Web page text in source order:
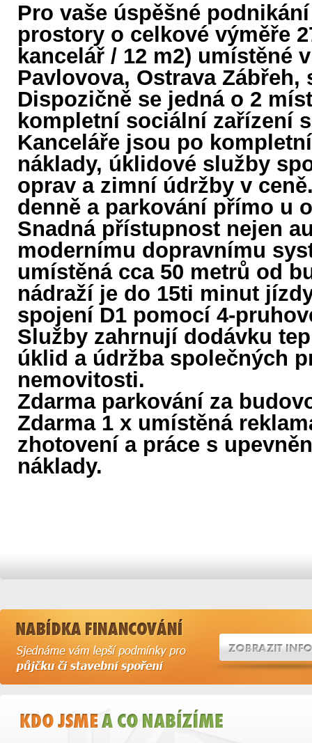
Pro vaše úspěšné
prostory o celkové výměře
kancelář / 12 m2) umístěné
Pavlovova, Ostrava
Dispozičně se jedná o 2
kompletní sociální zařízení
Kanceláře jsou po
náklady, úklidové služby
oprav a zimní údržby v
denně a parkování přímo u
Snadná přístupnost nejen
modernímu dopravnímu
umístěná cca 50 metrů od
nádraží je do 15ti minut
spojení D1 pomocí 4-
Služby zahrnují dodávku
úklid a údržba společných
nemovitosti.
Zdarma parkování za
Zdarma 1 x umístěná
zhotovení a práce s
náklady.